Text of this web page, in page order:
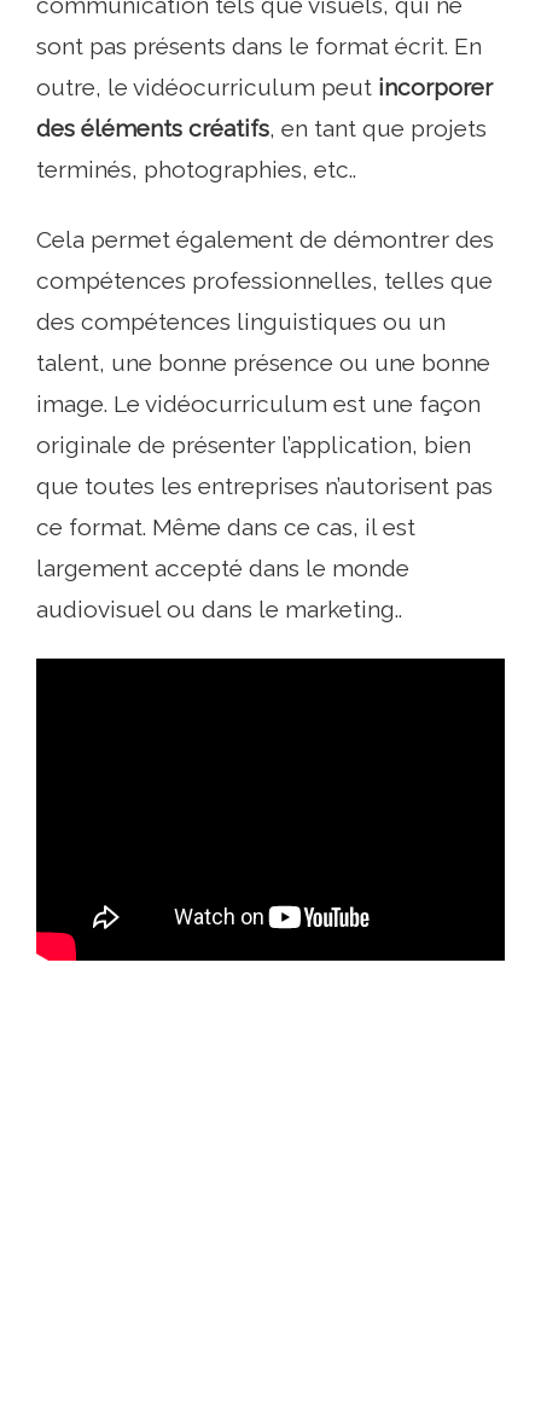
communication tels que visuels, qui ne
sont pas présents dans le format écrit. En
outre, le vidéocurriculum peut incorporer
des éléments créatifs, en tant que projets
terminés, photographies, etc..
Cela permet également de démontrer des
compétences professionnelles, telles que
des compétences linguistiques ou un
talent, une bonne présence ou une bonne
image. Le vidéocurriculum est une façon
originale de présenter l’application, bien
que toutes les entreprises n’autorisent pas
ce format. Même dans ce cas, il est
largement accepté dans le monde
audiovisuel ou dans le marketing..